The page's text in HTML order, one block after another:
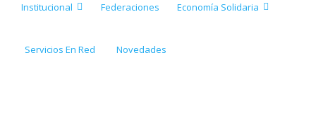
Institucional Federaciones Economía Solidaria
Servicios En Red Novedades